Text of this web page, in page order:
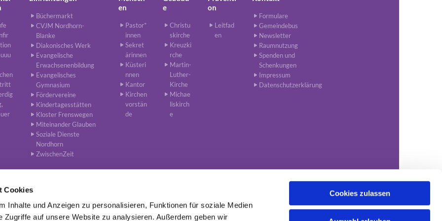
Cookies
Inhalte und Anzeigen zu personalisieren, Funktionen für soziale Medien
Zugriffe auf unsere Website zu analysieren. Außerdem geben wir
Cookies zulassen
Büchermarkt
CVJM Nordhorn-
Blanke
Diakonisches Werk
Evangelische
Erwachsenenbildung
Evangelisches
Gymnasium
Fördervereine
Kindertagesstätten
Kloster Frenswegen
Miteinander Glauben
Soziale Dienste
Nordhorn
ZwischenZeit
en
Pastor*
innen
Sekret
ärinnen
Küsteri
nnen
Kantor
Kirchen
vorstän
de
e
Christu
skirche
Kreuzki
rche
Martin-
Luther-
Kirche
Michae
liskirch
e
on
Leitfad
en
Formulare
Gemeindebus
Newsletter
Raumnutzung
Spenden und
Schenkungen
Impressum
Datenschutzerklärung
in Nordhorn, van-Delden-Straße 21, 48529 Nordhorn 05921-34651 kgv.nordhorn@evlka.de